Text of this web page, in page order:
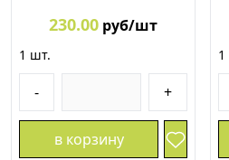
230.00 руб/шт
1 шт.
- +
в корзину
1